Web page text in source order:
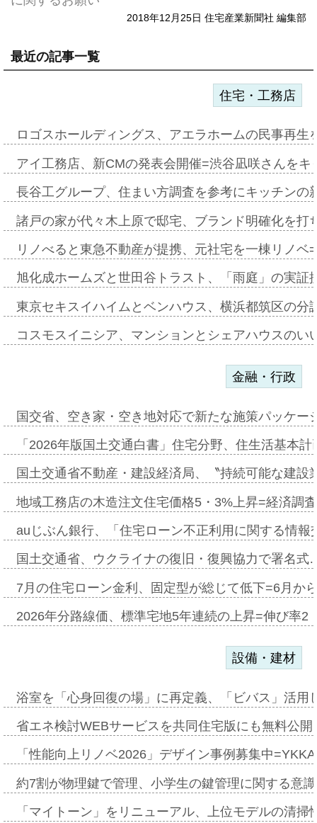
2018年12月25日 住宅産業新聞社 編集部
最近の記事一覧
住宅・工務店
ロゴスホールディングス、アエラホームの民事再
アイ工務店、新CMの発表会開催=渋谷凪咲さんを
長谷工グループ、住まい方調査を参考にキッチン
諸戸の家が代々木上原で邸宅、ブランド明確化を
リノべると東急不動産が提携、元社宅を一棟リノ
旭化成ホームズと世田谷トラスト、「雨庭」の実
東京セキスイハイムとベンハウス、横浜都筑区の
コスモスイニシア、マンションとシェアハウスの
金融・行政
国交省、空き家・空き地対応で新たな施策パッケ
「2026年版国土交通白書」住宅分野、住生活基本
国土交通省不動産・建設経済局、〝持続可能な建
地域工務店の木造注文住宅価格5・3%上昇=経済調
auじぶん銀行、「住宅ローン不正利用に関する情
国土交通省、ウクライナの復旧・復興協力で署名
7月の住宅ローン金利、固定型が総じて低下=6月か
2026年分路線価、標準宅地5年連続の上昇=伸び率
設備・建材
浴室を「心身回復の場」に再定義、「ビバス」活
省エネ検討WEBサービスを共同住宅版にも無料公
「性能向上リノベ2026」デザイン事例募集中
約7割が物理鍵で管理、小学生の鍵管理に関する意
「マイトーン」をリニューアル、上位モデルの清